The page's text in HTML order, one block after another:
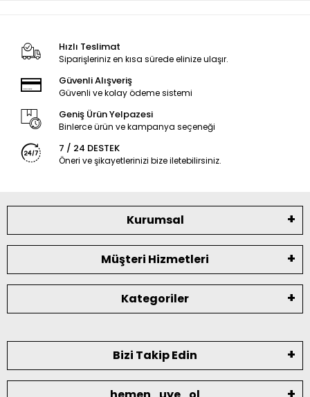
Hızlı Teslimat
Siparişleriniz en kısa sürede elinize ulaşır.
Güvenli Alışveriş
Güvenli ve kolay ödeme sistemi
Geniş Ürün Yelpazesi
Binlerce ürün ve kampanya seçeneği
7 / 24 DESTEK
Öneri ve şikayetlerinizi bize iletebilirsiniz.
Kurumsal
Müşteri Hizmetleri
Kategoriler
Bizi Takip Edin